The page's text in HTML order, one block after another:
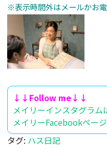
※表示時間外はメールかお
↓↓Follow me↓↓
メイリーインスタグラム
メイリーFacebookペー
タグ: ハス日記